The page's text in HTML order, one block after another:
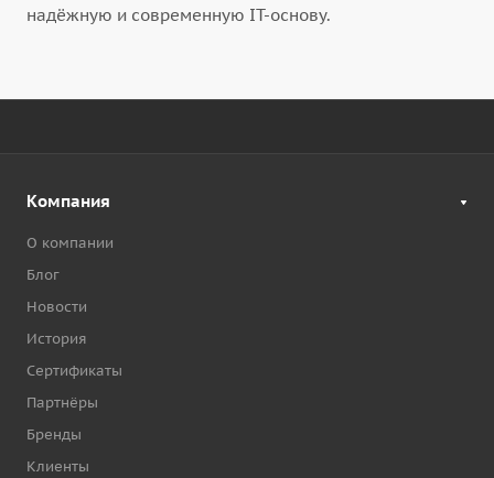
надёжную и современную IT-основу.
Компания
О компании
Блог
Новости
История
Сертификаты
Партнёры
Бренды
Клиенты